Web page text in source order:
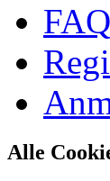
FAQ
Alle